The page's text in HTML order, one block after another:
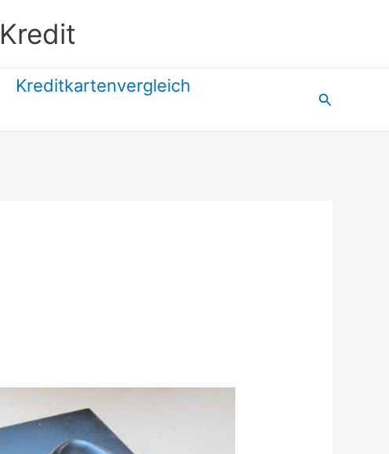
Kreditkartenvergleich
Suchen